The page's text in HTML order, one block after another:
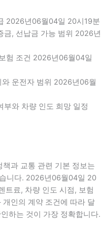
2026년06월04일 20시19분
금, 선납금 가능 범위 2026년
험 조건 2026년06월04일
운전자 범위 2026년06월
부와 차량 인도 희망 일정
과 교통 관련 기본 정보는
니다. 2026년06월04일 20
트료, 차량 인도 시점, 보험
인의 계약 조건에 따라 달
하는 것이 가장 정확합니다.